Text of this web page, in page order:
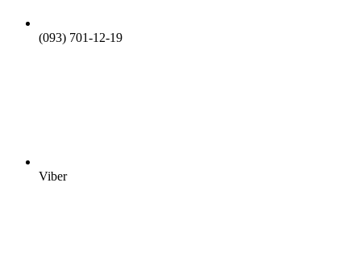
(093) 701-12-19
Viber